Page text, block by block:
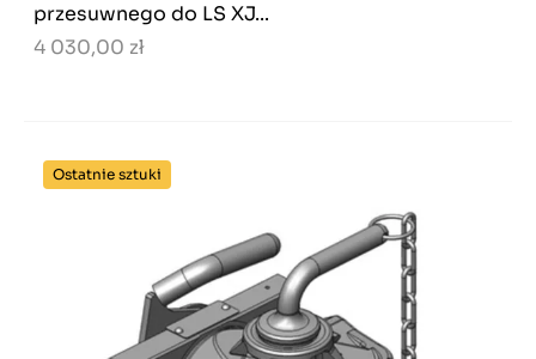
przesuwnego do LS XJ...
4 030,00 zł
Ostatnie sztuki